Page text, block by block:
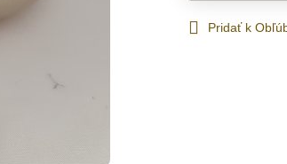
Pridať k